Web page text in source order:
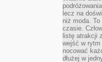
lecz na
niż moda.
czasie.
listę atrakcji
wejść w rytm
nocować
dłużej w